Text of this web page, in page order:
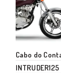
Cabo do